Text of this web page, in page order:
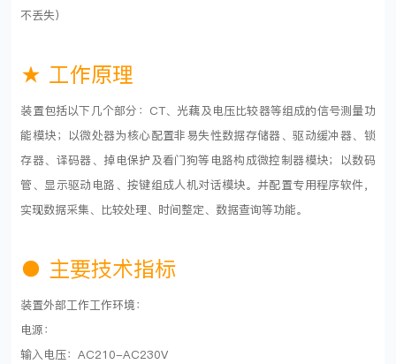
不丢失）
★ 工作原理
装置包括以下几个部分：CT、光藕及电压比较器等组成的信号测量功
能模块；以微处器为核心配置非易失性数据存储器、驱动缓冲器、锁
存器、译码器、掉电保护及看门狗等电路构成微控制器模块；以数码
管、显示驱动电路、按键组成人机对话模块。并配置专用程序软件，
实现数据采集、比较处理、时间整定、数据查询等功能。
● 主要技术指标
装置外部工作工作环境：
电源：
输入电压：AC210-AC230V